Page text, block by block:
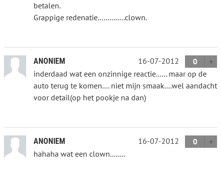
betalen.
Grappige redenatie..............clown.
ANONIEM 16-07-2012
0
inderdaad wat een onzinnige reactie...... maar op de
auto terug te komen.... niet mijn smaak....wel aandacht
voor detail(op het pookje na dan)
ANONIEM 16-07-2012
0
hahaha wat een clown........